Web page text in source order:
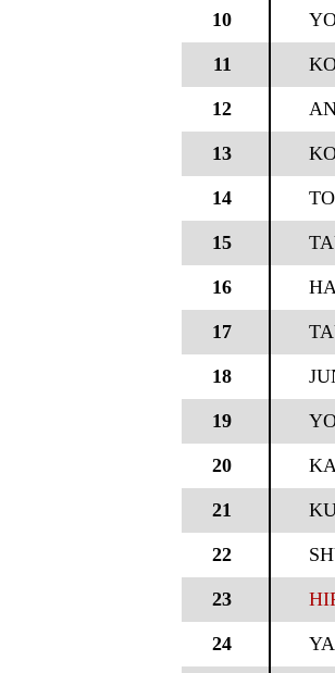
10
11
12
13
14
15
16
17
18
19
20
21
22
23
24